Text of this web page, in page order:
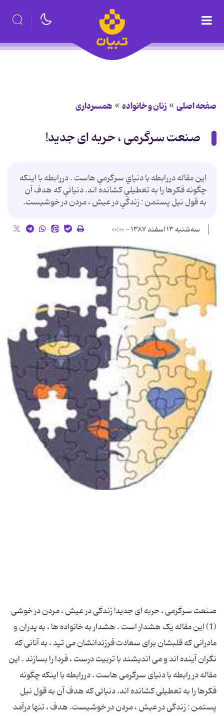
صفحه اصلی زنان و خانواده همسرداری
صنعت سرگرمی ، حربه ای جدید!
اين مقاله دررابطه با دنياي سرگرمي هاست . دررابطه با اينکه
چگونه فکرها را به تعطيلي کشانده اند. دنيائي که هدف آن
به قول نيل پستمن : زندگي در عيش ، مردن در خوشيست.
سه‌شنبه ۱۳ اسفند ۱۳۸۷ - ۰۰:۰۰
صنعت سرگرمی ، حربه ای جدید! زندگی در عیش ، مردن در خوشی
(1) این مقاله یک هشدار است . هشدار به خانواده ها ، به پدران و
مادرانی که قلبشان برای سعادت فرزندانشان می تپد ، به آنانی که
نگران آینده اند و می اندیشند با تربیت درست ، فردا را بسازند . این
مقاله در رابطه با دنیای سرگرمی هاست . دررابطه با اینکه چگونه
فکرها را به تعطیلی کشانده اند. دنیائی که هدف آن به قول نیل
پستمن : زندگی در عیش ، مردن در خوشیست. هدف ، تنها درآمد